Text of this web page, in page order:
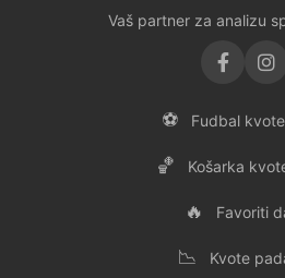
Vaš partner za analizu
⚽ Fudbal
🏀 Košarka
🔥 Favoriti
📉 Kvote